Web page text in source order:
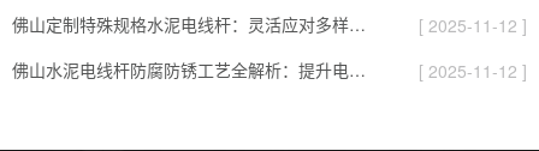
佛山定制特殊规格水泥电线杆：灵活应对多样化项目需求的实用指南
[ 2025-11-12 ]
佛山水泥电线杆防腐防锈工艺全解析：提升电杆耐用性的关键
[ 2025-11-12 ]